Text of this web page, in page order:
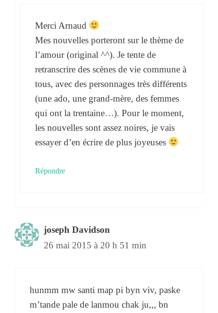
Merci Arnaud
Mes nouvelles porteront sur le thème de
l’amour (original ^^). Je tente de
retranscrire des scènes de vie commune à
tous, avec des personnages très différents
(une ado, une grand-mère, des femmes
qui ont la trentaine…). Pour le moment,
les nouvelles sont assez noires, je vais
essayer d’en écrire de plus joyeuses
Répondre
joseph Davidson
26 mai 2015 à 20 h 51 min
hunmm mw santi map pi byn viv, paske
m’tande pale de lanmou chak ju,,, bn